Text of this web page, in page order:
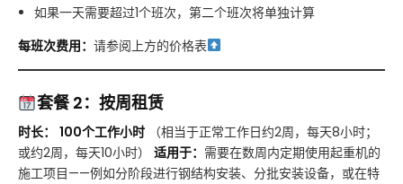
如果一天需要超过1个班次，第二个班次将单独计算
每班次费用： 请参阅上方的价格表
套餐 2：按周租赁
时长： 100个工作小时 （相当于正常工作日约2周，每天8小时；
或约2周，每天10小时） 适用于： 需要在数周内定期使用起重机的
施工项目——例如分阶段进行钢结构安装、分批安装设备，或在特